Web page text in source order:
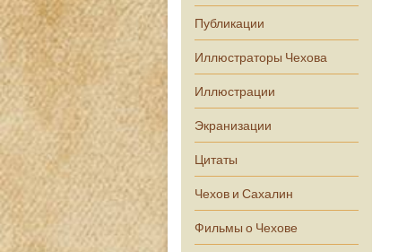
Публикации
Иллюстраторы Чехова
Иллюстрации
Экранизации
Цитаты
Чехов и Сахалин
Фильмы о Чехове